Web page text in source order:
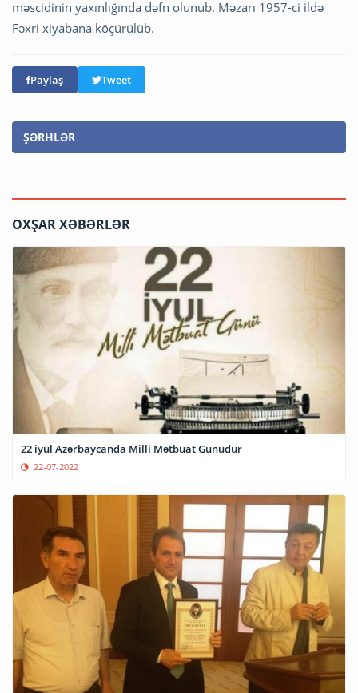
məscidinin yaxınlığında dəfn olunub. Məzarı 1957-ci ildə
Fəxri xiyabana köçürülüb.
Paylaş Tweet
ŞƏRHLƏR
OXŞAR XƏBƏRLƏR
22 iyul Azərbaycanda Milli Mətbuat Günüdür
22-07-2022